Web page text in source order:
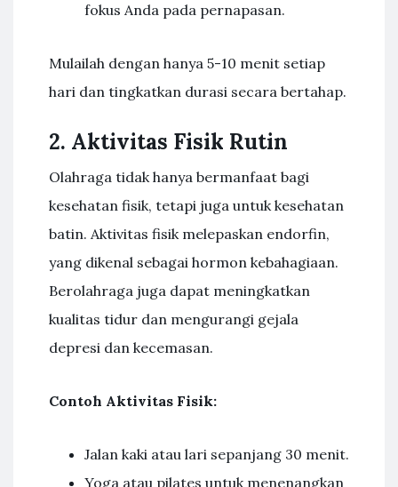
fokus Anda pada pernapasan.
Mulailah dengan hanya 5-10 menit setiap
hari dan tingkatkan durasi secara bertahap.
2. Aktivitas Fisik Rutin
Olahraga tidak hanya bermanfaat bagi
kesehatan fisik, tetapi juga untuk kesehatan
batin. Aktivitas fisik melepaskan endorfin,
yang dikenal sebagai hormon kebahagiaan.
Berolahraga juga dapat meningkatkan
kualitas tidur dan mengurangi gejala
depresi dan kecemasan.
Contoh Aktivitas Fisik:
Jalan kaki atau lari sepanjang 30 menit.
Yoga atau pilates untuk menenangkan